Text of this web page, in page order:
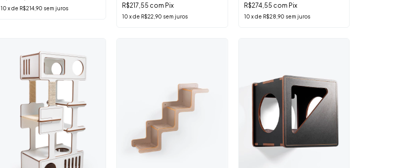
10 xde R$214,90 sem juros R$217,55 com Pix
10 xde R$22,90 sem juros
R$274,55 com Pix
10 xde R$28,90 sem juros